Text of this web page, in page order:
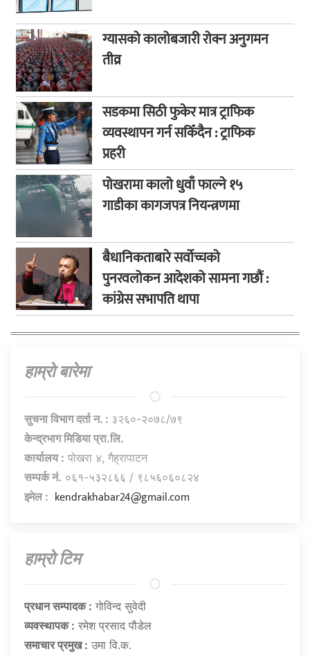
ग्यासको कालोबजारी रोक्न अनुगमन
तीव्र
सडकमा सिठी फुकेर मात्र ट्राफिक
व्यवस्थापन गर्न सकिँदैन : ट्राफिक
प्रहरी
पोखरामा कालो धुवाँ फाल्ने १५
गाडीका कागजपत्र नियन्त्रणमा
बैधानिकताबारे सर्वोच्चको
पुनरवलोकन आदेशको सामना गछौं :
कांग्रेस सभापति थापा
हाम्राे बारेमा
सुचना विभाग दर्ता न. : ३२६०-२०७८/७९
केन्द्रभाग मिडिया प्रा.लि.
कार्यालय : पोखरा ४, गैह्रापाटन
सम्पर्क नं. ०६१-५३२८६६ / ९८५६०६०८२४
इमेल : kendrakhabar24@gmail.com
हाम्राे टिम
प्रधान सम्पादक : गाेविन्द सुवेदी
व्यवस्थापक : रमेश प्रसाद पौडेल
समाचार प्रमुख : उमा वि.क.